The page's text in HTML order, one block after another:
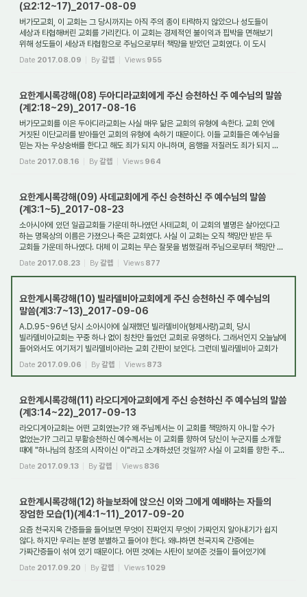
(요2:12~17)_2017-08-09
버가모교회, 이 교회는 그 당시까지는 아직 주의 종이 타락하지 않았으나 성도들이
세상과 타협해버린 교회를 가리킨다. 이 교회는 경제적인 불이익과 핍박을 면해보기
위해 성도들이 세상과 타협함으로 주님으로부터 책망을 받았던 교회였다. 이 도시
사람들...
Date 2017.08.09 By갈렙 Views 955
요한계시록강해(08) 두아디라교회에게 주신 승천하신 주 예수님의 말씀
(계2:18~29)_2017-08-16
버가모교회를 이은 두아디라교회는 사실 매우 닮은 교회의 유형에 속한다. 교회 안에
거짓된 이단교리를 받아들인 교회의 유형에 속하기 때문이다. 이들 교회들은 예수님을
믿는 자는 우상숭배를 한다고 해도 죄가 되지 아니하며, 음행을 저질러도 죄가 되지 ...
Date 2017.08.16 By갈렙 Views 964
요한계시록강해(09) 사데교회에게 주신 승천하신 주 예수님의 말씀
(계3:1~5)_2017-08-23
소아시아에 있던 일곱교회들 가운데 하나였던 사데교회, 이 교회의 별명은 살아있다고
하는 명목상의 이름은 가졌으나 죽은 교회였다. 사실 이 교회는 오직 책망만 받은 두
교회들 가운데 하나였다. 대체 이 교회는 무슨 잘못을 범했길래 주님으로부터 책망만 ...
Date 2017.08.23 By갈렙 Views 877
요한계시록강해(10) 빌라델비아교회에게 주신 승천하신 주 예수님의
말씀(계3:7~13)_2017-09-06
A.D.95~96년 당시 소아시아에 실재했던 빌라델비아(형제사랑)교회, 당시
빌라델비아교회는 꾸중 하나 없이 칭찬만 들었던 교회로 유명하다. 그래서인지 오늘날에
들어와서도 여기저기 빌라델비아라는 교회 간판이 보인다. 그런데 빌라델비아 교회가
뛰어난 주...
Date 2017.09.06 By갈렙 Views 873
요한계시록강해(11) 라오디게아교회에게 주신 승천하신 주 예수님의 말씀
(계3:14~22)_2017-09-13
라오디게아교회는 어떤 교회였는가? 왜 주님께서는 이 교회를 책망하지 아니할 수가
없었는가? 그리고 부활승천하신 예수께서는 이 교회를 향하여 당신이 누군지를 소개할
때에 "하나님의 창조의 시작이신 이"라고 소개하셨던 것일까? 사실 이 교회를 향한 주...
Date 2017.09.13 By갈렙 Views 836
요한계시록강해(12) 하늘보좌에 앉으신 이와 그에게 예배하는 자들의
장엄한 모습(1)(계4:1~11)_2017-09-20
요즘 천국지옥 간증들을 들어보면 무엇이 진짜인지 무엇이 가짜인지 알아내기가 쉽지
않다. 하지만 우리는 분명 분별하고 들어야 한다. 왜냐하면 천국지옥 간증에는
가짜간증들이 섞여 있기 때문이다. 어떤 것에는 사탄이 보여준 것들이 들어있기에
천국과 지...
Date 2017.09.20 By갈렙 Views 1029